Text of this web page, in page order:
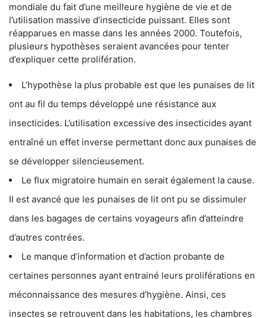
mondiale du fait d’une meilleure hygiène de vie et de
l’utilisation massive d’insecticide puissant. Elles sont
réapparues en masse dans les années 2000. Toutefois,
plusieurs hypothèses seraient avancées pour tenter
d’expliquer cette prolifération.
L’hypothèse la plus probable est que les punaises de lit
ont au fil du temps développé une résistance aux
insecticides. L’utilisation excessive des insecticides ayant
entraîné un effet inverse permettant donc aux punaises de
se développer silencieusement.
Le flux migratoire humain en serait également la cause.
Il est avancé que les punaises de lit ont pu se dissimuler
dans les bagages de certains voyageurs afin d’atteindre
d’autres contrées.
Le manque d’information et d’action probante de
certaines personnes ayant entrainé leurs proliférations en
méconnaissance des mesures d’hygiène. Ainsi, ces
insectes se retrouvent dans les habitations, les chambres